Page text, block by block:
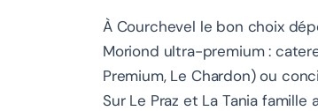
À Courchevel le bon choix
Moriond ultra-premium :
Premium, Le Chardon) ou
Sur Le Praz et La Tania